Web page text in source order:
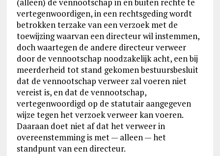
vertegenwoordigen, in een rechtsgeding wordt
betrokken terzake van een verzoek met de
toewijzing waarvan een directeur wil instemmen,
doch waartegen de andere directeur verweer
door de vennootschap noodzakelijk acht, een bij
meerderheid tot stand gekomen bestuursbesluit
dat de vennootschap verweer zal voeren niet
vereist is, en dat de vennootschap,
vertegenwoordigd op de statutair aangegeven
wijze tegen het verzoek verweer kan voeren.
Daaraan doet niet af dat het verweer in
overeenstemming is met — alleen — het
standpunt van een directeur.